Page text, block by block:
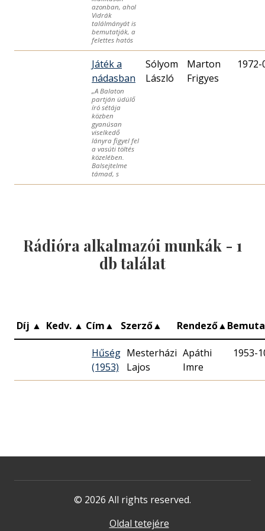
azonban, ahol
Vidrák
találmányát is
bemutatják, a
felettes hatós
Játék a
nádasban
„A Balaton
partján üdülő
író sétája
közben
gyanúsan
viselkedő
lányra figyel fel
a vasúti töltés
közelében.
Balsejtelme
támad, s
Sólyom
László
Marton
Frigyes
Rádióra alkalmazói munkák - 1
db találat
Díj ▲ Kedv. ▲ Cím▲ Szerző▲ Rendező▲
Hűség
(1953)
Mesterházi
Lajos
Apáthi
Imre
1953-
© 2026 All rights reserved.
Oldal tetejére